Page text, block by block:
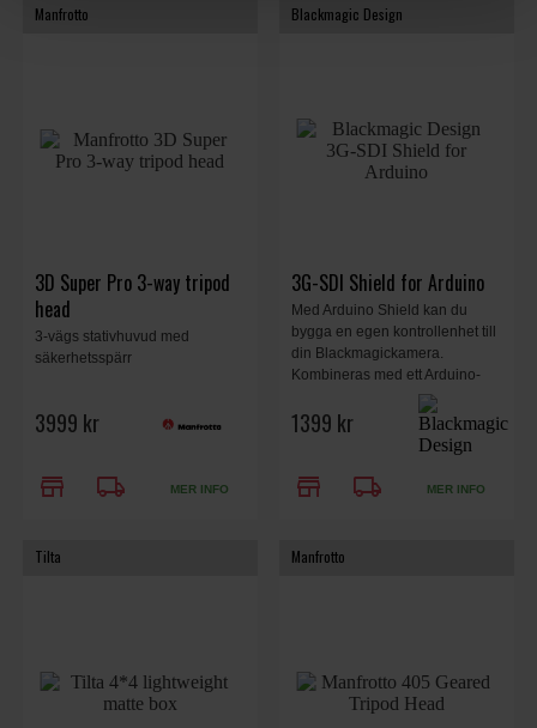
Manfrotto
3D Super Pro 3-way tripod
head
3-vägs stativhuvud med
säkerhetsspärr
3999 kr
store local_shipping MER INFO
Blackmagic Design
3G-SDI Shield for Arduino
Med Arduino Shield kan du
bygga en egen kontrollenhet till
din Blackmagickamera.
Kombineras med ett Arduino-
moderkort och gör att du kan
skicka styrsignaler till kameran
via SDI-retursignalen.
1399 kr
store local_shipping MER INFO
Tilta Manfrotto